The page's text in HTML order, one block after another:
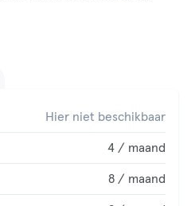
Hier niet beschikbaar
4 / maand
8 / maand